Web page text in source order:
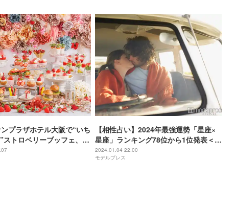
プラザホテル大阪で“いち
ストロベリーブッフェ、苺
ミスやタルトなど
【相性占い】2024年最強運勢「星座×
星座」ランキング78位から1位発表＜恋
愛運＞
2024.01.04 22:00
モデルプレス